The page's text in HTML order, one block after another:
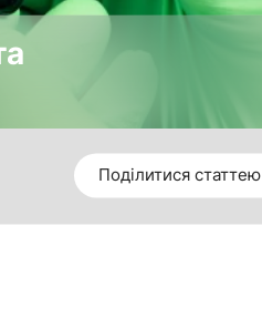
Поділитися статтею